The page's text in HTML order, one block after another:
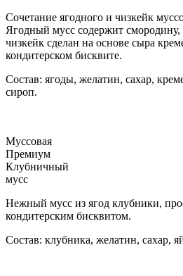
Сочетание ягодного и чизкейк
Ягодный мусс содержит
чизкейк сделан на основе сыра
кондитерском бисквите.
Состав: ягоды, желатин, сахар,
сироп.
Муссовая
Премиум
Клубничный
мусс
Нежный мусс из ягод клубники,
кондитерским бисквитом.
Состав: клубника, желатин, сахар,